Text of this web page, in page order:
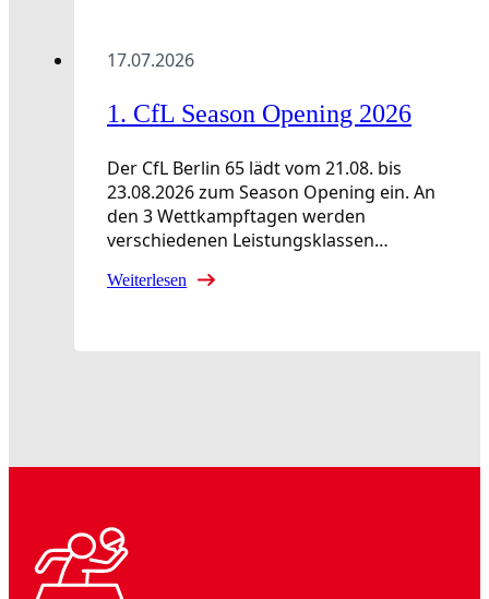
17.07.2026
1. CfL Season Opening 2026
Der CfL Berlin 65 lädt vom 21.08. bis
23.08.2026 zum Season Opening ein. An
den 3 Wettkampftagen werden
verschiedenen Leistungsklassen…
Weiterlesen